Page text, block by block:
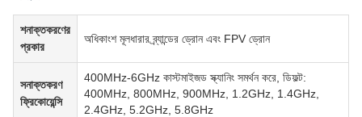
শনাক্তকরণের
প্রকার
অধিকাংশ মূলধারার ব্র্যান্ডের ড্রোন এবং FPV ড্রোন
সনাক্তকরণ
ফ্রিকোয়েন্সি
400MHz-6GHz কাস্টমাইজড স্ক্যানিং সমর্থন করে, ডিফল্ট:
400MHz, 800MHz, 900MHz, 1.2GHz, 1.4GHz,
2.4GHz, 5.2GHz, 5.8GHz